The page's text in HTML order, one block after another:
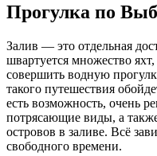
Прогулка по
Залив — это отдельная
швартуется множество
совершить водную
такого путешествия
есть возможность, очень
потрясающие виды, а
островов в заливе. Всё
свободного времени.